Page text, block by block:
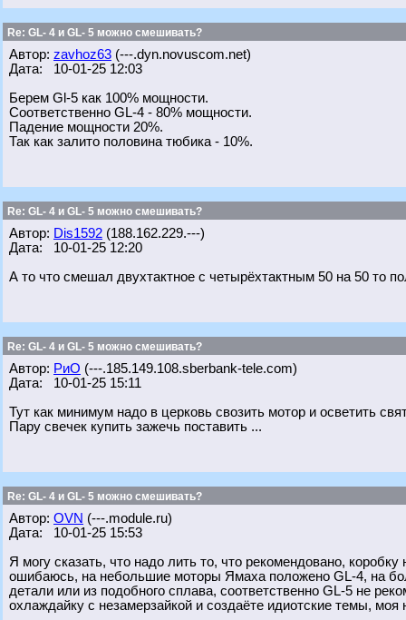
Re: GL- 4 и GL- 5 можно смешивать?
Автор: zavhoz63 (---.dyn.novuscom.net)
Дата: 10-01-25 12:03
Берем Gl-5 как 100% мощности.
Соответственно GL-4 - 80% мощности.
Падение мощности 20%.
Так как залито половина тюбика - 10%.
Re: GL- 4 и GL- 5 можно смешивать?
Автор: Dis1592 (188.162.229.---)
Дата: 10-01-25 12:20
А то что смешал двухтактное с четырёхтактным 50 на 50 то
Re: GL- 4 и GL- 5 можно смешивать?
Автор: РиО (---.185.149.108.sberbank-tele.com)
Дата: 10-01-25 15:11
Тут как минимум надо в церковь свозить мотор и осветить
Пару свечек купить зажечь поставить ...
Re: GL- 4 и GL- 5 можно смешивать?
Автор: OVN (---.module.ru)
Дата: 10-01-25 15:53
Я могу сказать, что надо лить то, что рекомендовано,
ошибаюсь, на небольшие моторы Ямаха положено GL-4, на
детали или из подобного сплава, соответственно GL-5 не
охлаждайку с незамерзайкой и создаёте идиотские темы, моя